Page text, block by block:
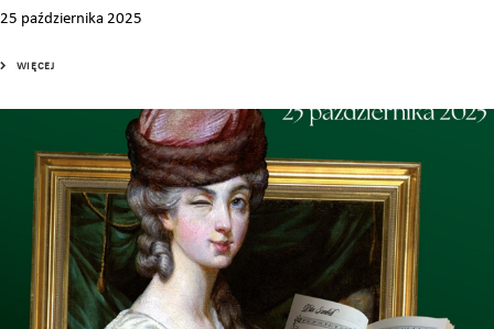
25 października 2025
WIĘCEJ